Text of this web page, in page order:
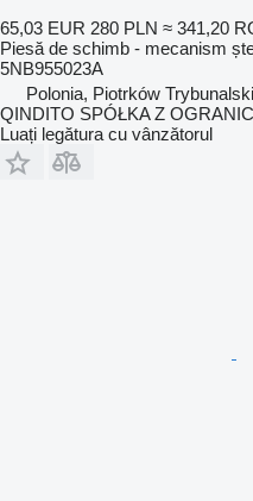
65,03 EUR 280 PLN ≈ 341,20
Piesă de schimb - mecanism
5NB955023A
Polonia, Piotrków Trybunalski
QINDITO SPÓŁKA Z
Luați legătura cu vânzătorul